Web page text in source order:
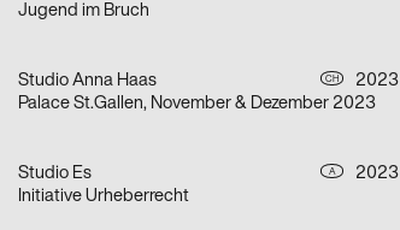
Jugend im Bruch
Studio Anna Haas CH
2023
Palace St.Gallen, November & Dezember 2023
Studio Es A
2023
Initiative Urheberrecht